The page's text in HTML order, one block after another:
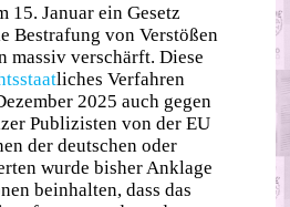
15. Januar ein Gesetz
Bestrafung von Verstößen
massiv verschärft. Diese
staatliches Verfahren
2025 auch gegen
Publizisten von der EU
der deutschen oder
wurde bisher Anklage
beinhalten, dass das